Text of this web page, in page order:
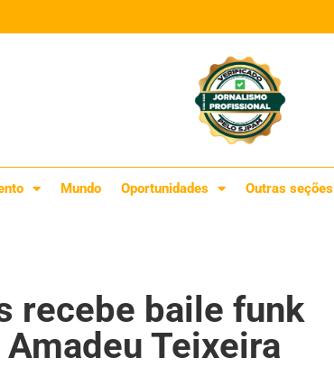
Mundo Oportunidades Outras seções
recebe baile funk
Teixeira